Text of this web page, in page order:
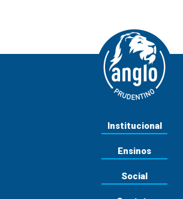
Institucional
Ensinos
Social